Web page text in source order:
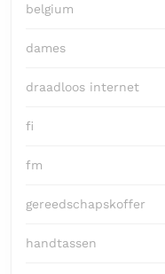
belgium
dames
draadloos internet
fi
fm
gereedschapskoffer
handtassen